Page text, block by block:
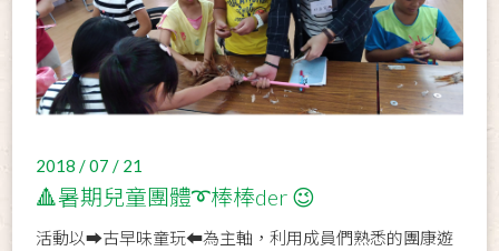
2018 / 07 / 21
🔺暑期兒童團體➰棒棒der 😉
活動以➡古早味童玩⬅為主軸，利用成員們熟悉的團康遊